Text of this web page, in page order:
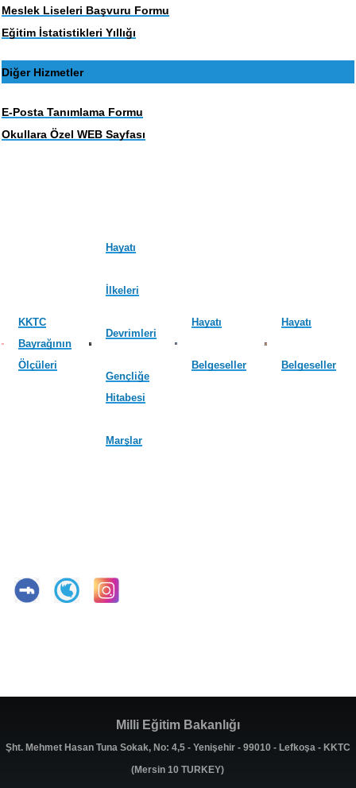
Meslek Liseleri Başvuru Formu
Eğitim İstatistikleri Yıllığı
Diğer Hizmetler
E-Posta Tanımlama Formu
Okullara Özel WEB Sayfası
KKTC
Bayrağının
Ölçüleri
Hayatı
İlkeleri
Devrimleri
Gençliğe
Hitabesi
Marşlar
Hayatı
Belgeseller
Hayatı
Belgeseller
Milli Eğitim Bakanlığı
Şht. Mehmet Hasan Tuna Sokak, No: 4,5 - Yenişehir - 99010 - Lefkoşa - KKTC
(Mersin 10 TURKEY)